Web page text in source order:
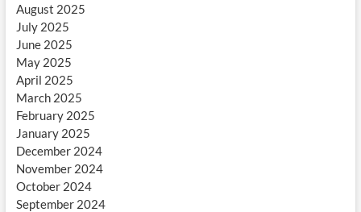
August 2025
July 2025
June 2025
May 2025
April 2025
March 2025
February 2025
January 2025
December 2024
November 2024
October 2024
September 2024